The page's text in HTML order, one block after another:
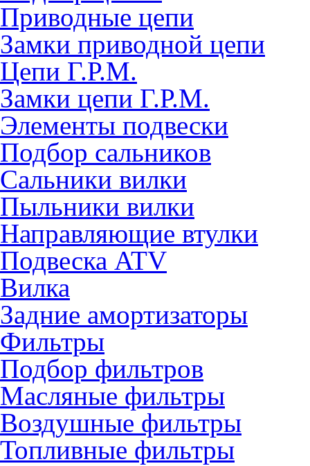
Приводные цепи
Замки приводной цепи
Цепи Г.Р.М.
Замки цепи Г.Р.М.
Элементы подвески
Подбор сальников
Сальники вилки
Пыльники вилки
Направляющие втулки
Подвеска ATV
Вилка
Задние амортизаторы
Фильтры
Подбор фильтров
Масляные фильтры
Воздушные фильтры
Топливные фильтры